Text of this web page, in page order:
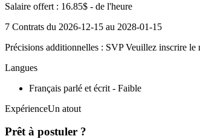
Salaire offert : 16.85$ - de l'heure
7 Contrats du 2026-12-15 au 2028-01-15
Précisions additionnelles : SVP Veuillez inscrire le
Langues
Français parlé et écrit - Faible
ExpérienceUn atout
Prêt à postuler ?